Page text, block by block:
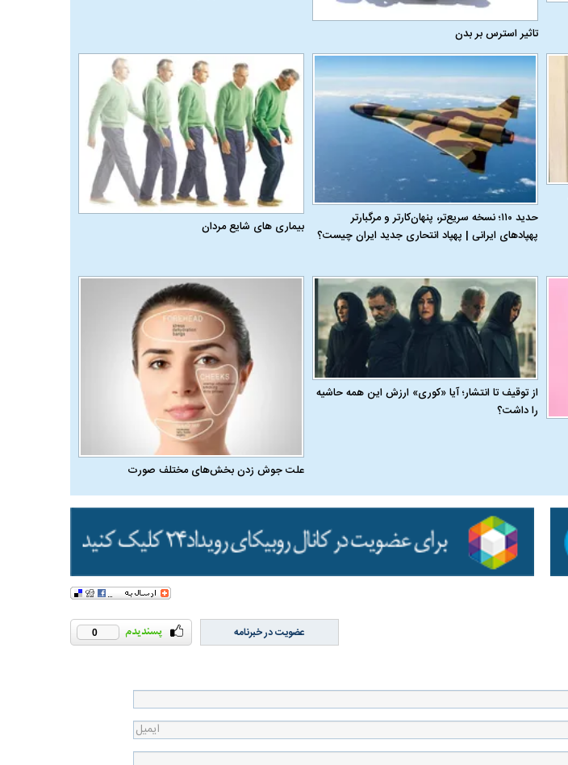
تاثیر استرس بر بدن
حدید ۱۱۰؛ نسخه سریع‌تر، پنهان‌کارتر و مرگبارتر
پهپادهای ایرانی | پهپاد انتحاری جدید ایران چیست؟
بیماری‌ های شایع مردان
از توقیف تا انتشار؛ آیا «کوری» ارزش این همه حاشیه
را داشت؟
علت جوش زدن بخش‌های مختلف صورت
0 عضویت در خبرنامه